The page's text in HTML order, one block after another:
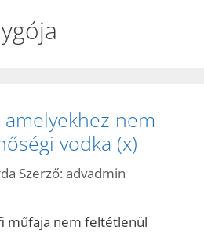
nem
vodka (x)
Szerző: advadmin
műfaja nem feltétlenül